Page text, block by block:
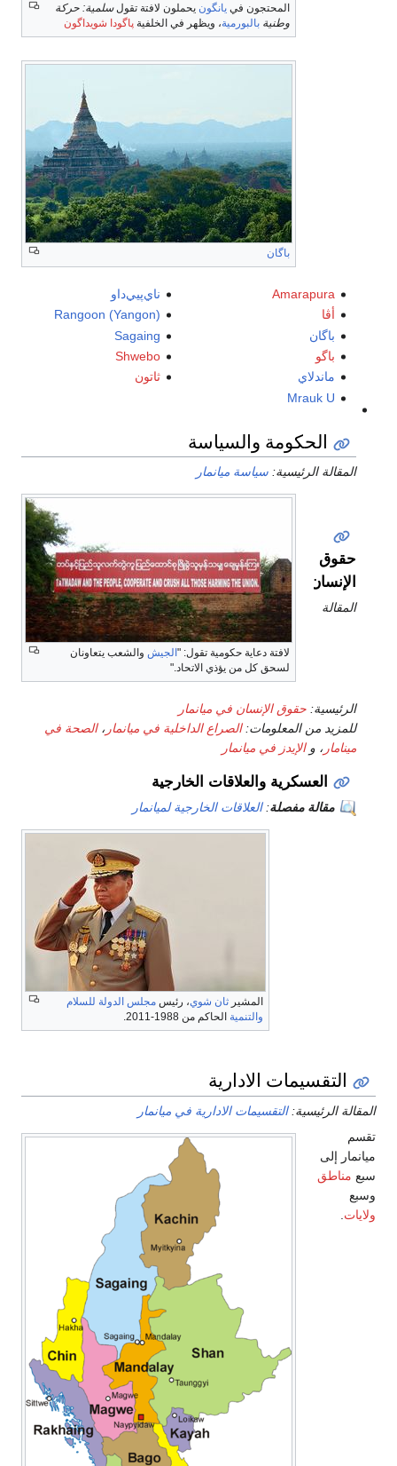
المحتجون في يانگون يحملون لافتة تقولسلمية: حركة
وطنية بالبورمية، ويظهر في الخلفية پاگودا شويداگون
باگان
Amarapura
أڤا
باگان
باگو
ماندلاي
Mrauk U
ناي‌پيي‌داو
Rangoon (Yangon)
Sagaing
Shwebo
ثاتون
الحكومة والسياسة
المقالة الرئيسية:سياسة ميانمار
لافتة دعاية حكومية تقول: " الجيش والشعب يتعاونان
لسحق كل من يؤذي الاتحاد."
حقوق
الإنسان
المقالة
الرئيسية:حقوق الإنسان في ميانمار
للمزيد من المعلومات:الصراع الداخلية في ميانمار ،الصحة في
مينامار ، والإيدز في ميانمار
العسكرية والعلاقات الخارجية
مقالة مفصلة:العلاقات الخارجية لميانمار
المشير ثان شوي، رئيس مجلس الدولة للسلام
والتنمية الحاكم من 1988-2011.
التقسيمات الادارية
المقالة الرئيسية:التقسيمات الادارية في ميانمار
تقسم
ميانمار إلى
سبع مناطق
وسبع
ولايات